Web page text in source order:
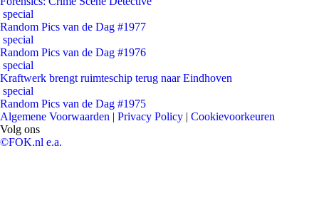
special
Random Pics van de Dag #1977
special
Random Pics van de Dag #1976
special
Kraftwerk brengt ruimteschip terug naar Eindhoven
special
Random Pics van de Dag #1975
Algemene Voorwaarden | Privacy Policy | Cookievoorkeuren
Volg ons
©FOK.nl e.a.